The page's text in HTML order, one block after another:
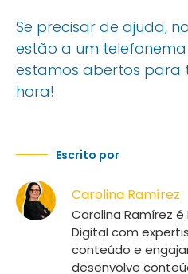
Se precisar de ajuda,
estão a um
estamos abertos para
hora!
Escrito por
Carolina Ramírez
Carolina Ramírez
Digital com
conteúdo e
desenvolve